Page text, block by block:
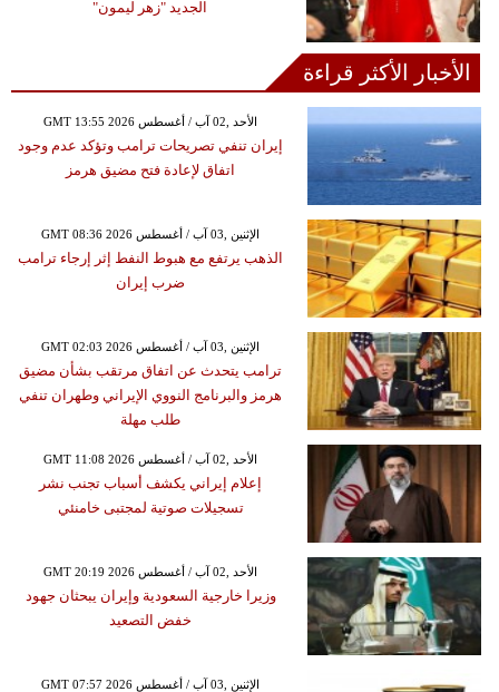
الجديد "زهر ليمون"
الأخبار الأكثر قراءة
GMT 13:55 2026 الأحد ,02 آب / أغسطس
إيران تنفي تصريحات ترامب وتؤكد عدم وجود
اتفاق لإعادة فتح مضيق هرمز
GMT 08:36 2026 الإثنين ,03 آب / أغسطس
الذهب يرتفع مع هبوط النفط إثر إرجاء ترامب
ضرب إيران
GMT 02:03 2026 الإثنين ,03 آب / أغسطس
ترامب يتحدث عن اتفاق مرتقب بشأن مضيق
هرمز والبرنامج النووي الإيراني وطهران تنفي
طلب مهلة
GMT 11:08 2026 الأحد ,02 آب / أغسطس
إعلام إيراني يكشف أسباب تجنب نشر
تسجيلات صوتية لمجتبى خامنئي
GMT 20:19 2026 الأحد ,02 آب / أغسطس
وزيرا خارجية السعودية وإيران يبحثان جهود
خفض التصعيد
GMT 07:57 2026 الإثنين ,03 آب / أغسطس